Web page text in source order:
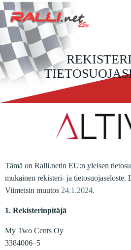
Tämä on Ralli.netin EU:n yleisen
mukainen rekisteri- ja tietosuojaseloste.
Viimeisin muutos 24.1.2024.
1. Rekisterinpitäjä
My Two Cents Oy
3384006–5